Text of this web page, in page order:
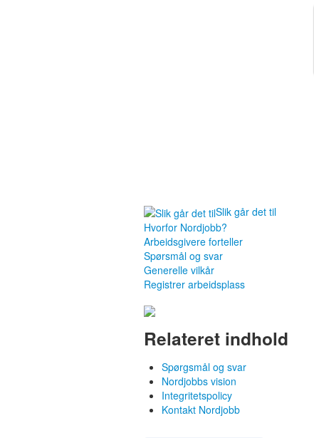
Slik går det til
Hvorfor Nordjobb?
Arbeidsgivere forteller
Spørsmål og svar
Generelle vilkår
Registrer arbeidsplass
Relateret indhold
Spørgsmål og svar
Nordjobbs vision
Integritetspolicy
Kontakt Nordjobb